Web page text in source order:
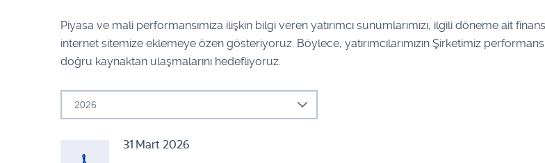
​​​​Piyasa ve mali performansımıza ilişkin bilgi veren yatırımcı sunumlarımızı, ilgili döneme ait
internet sitemize eklemeye özen gösteriyoruz. Böylece, yatırımcılarımızın Şirketimiz
doğru kaynaktan ulaşmalarını hedefliyoruz.
2026
31 Mart 2026